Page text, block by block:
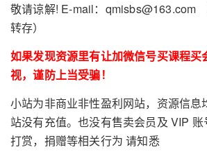
敬请谅解! E-mail：qmisbs@163.com
转存）
如果发现资源里有让加微信号买课程买
视，谨防上当受骗！
小站为非商业非性盈利网站，资源信息
站没有充值。也没有售卖会员及 VIP 账
打赏，捐赠等相关行为 请知悉